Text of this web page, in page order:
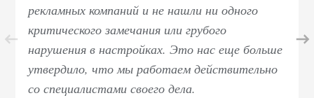
рекламных компаний и не нашли ни одного
критического замечания или грубого
нарушения в настройках. Это нас еще больше
утвердило, что мы работаем действительно
со специалистами своего дела.